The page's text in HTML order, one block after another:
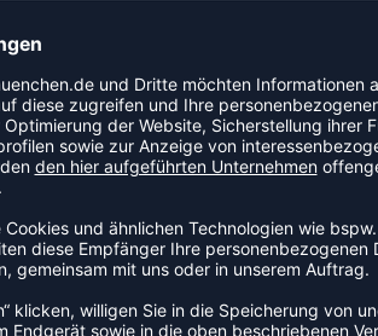
zweiteilige Set von hummel besteht aus
mit BeeCool® Technologie, die für